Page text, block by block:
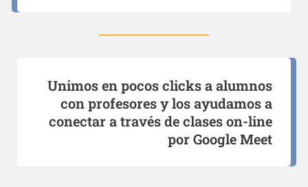
Unimos en pocos clicks a alumnos
con profesores y los ayudamos a
conectar a través de clases on-line
por Google Meet